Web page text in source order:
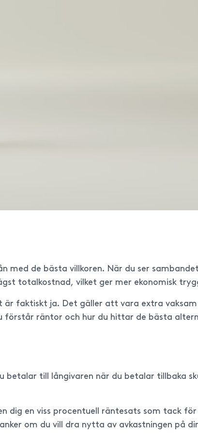
de bästa villkoren. När du ser
totalkostnad, vilket ger mer ekonomisk
är faktiskt ja. Det gäller att vara extra vaksam
förstår räntor och hur du hittar de bästa
till långivaren när du betalar tillbaka
dig en viss procentuell räntesats som tack
om du vill dra nytta av avkastningen på